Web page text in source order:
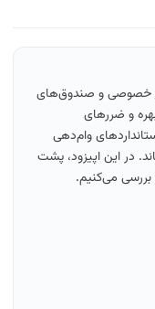
خصوصی و صندوق‌های
و ضررهای
وام‌دهی
در این اپیزود، پشت
بررسی می‌کنیم.